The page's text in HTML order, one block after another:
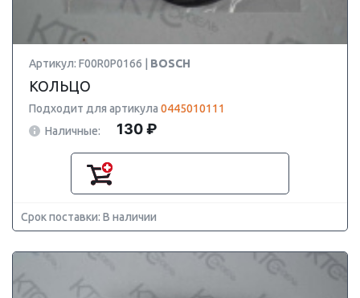
Артикул: F00R0P0166 | BOSCH
КОЛЬЦО
Подходит для артикула 0445010111
Наличные:
130 ₽
Срок поставки: В наличии